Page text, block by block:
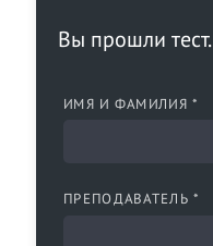
Вы прошли тест.
ИМЯ И ФАМИЛИЯ *
ПРЕПОДАВАТЕЛЬ *